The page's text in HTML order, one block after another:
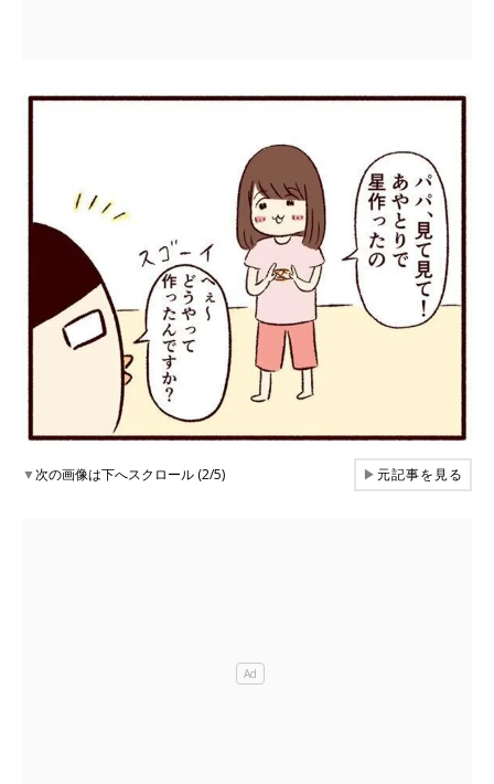
▼次の画像は下へスクロール (2/5) ▶元記事を見る